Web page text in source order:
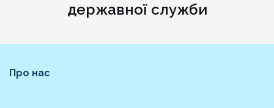
державної служби
Про нас